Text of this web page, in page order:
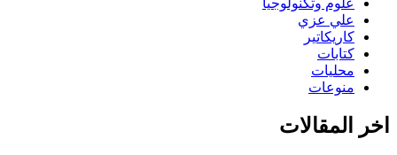
علوم وتكنولوجيا
علي عزي
كاريكاتير
كتابات
محليات
منوعات
اخر المقالات